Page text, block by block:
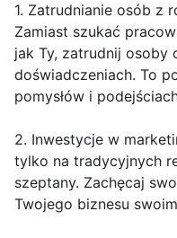
1. Zatrudnianie osób z
Zamiast szukać
jak Ty, zatrudnij osoby
doświadczeniach. To
pomysłów i
2. Inwestycje w
tylko na tradycyjnych
szeptany. Zachęcaj
Twojego biznesu